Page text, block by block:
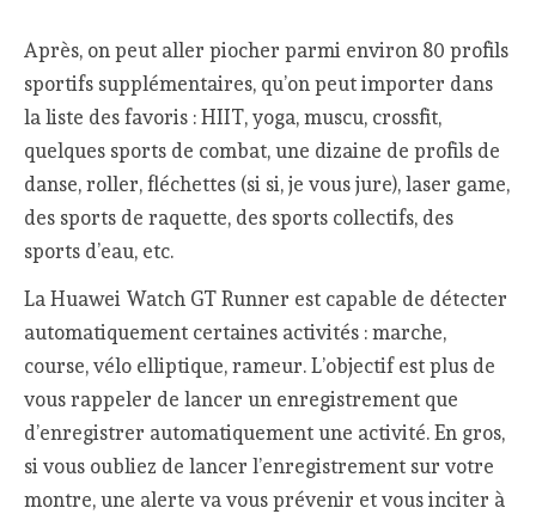
Après, on peut aller piocher parmi environ 80 profils
sportifs supplémentaires, qu’on peut importer dans
la liste des favoris : HIIT, yoga, muscu, crossfit,
quelques sports de combat, une dizaine de profils de
danse, roller, fléchettes (si si, je vous jure), laser game,
des sports de raquette, des sports collectifs, des
sports d’eau, etc.
La Huawei Watch GT Runner est capable de détecter
automatiquement certaines activités : marche,
course, vélo elliptique, rameur. L’objectif est plus de
vous rappeler de lancer un enregistrement que
d’enregistrer automatiquement une activité. En gros,
si vous oubliez de lancer l’enregistrement sur votre
montre, une alerte va vous prévenir et vous inciter à